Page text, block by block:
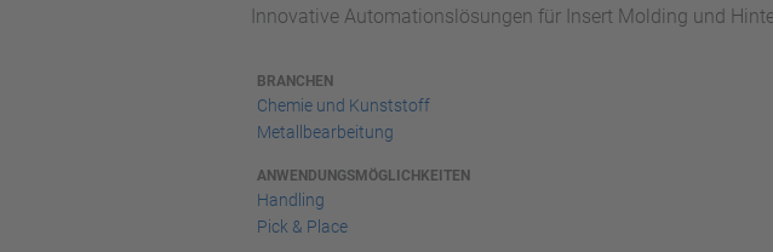
Innovative Automationslösungen für Insert Molding und
BRANCHEN
Chemie und Kunststoff
Metallbearbeitung
ANWENDUNGSMÖGLICHKEITEN
Handling
Pick & Place